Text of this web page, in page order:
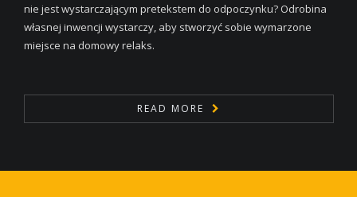
nie jest wystarczającym pretekstem do odpoczynku? Odrobina
własnej inwencji wystarczy, aby stworzyć sobie wymarzone
miejsce na domowy relaks.
READ MORE